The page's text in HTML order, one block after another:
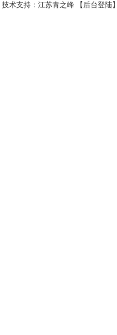
技术支持： 江苏青之峰 【 后台登陆